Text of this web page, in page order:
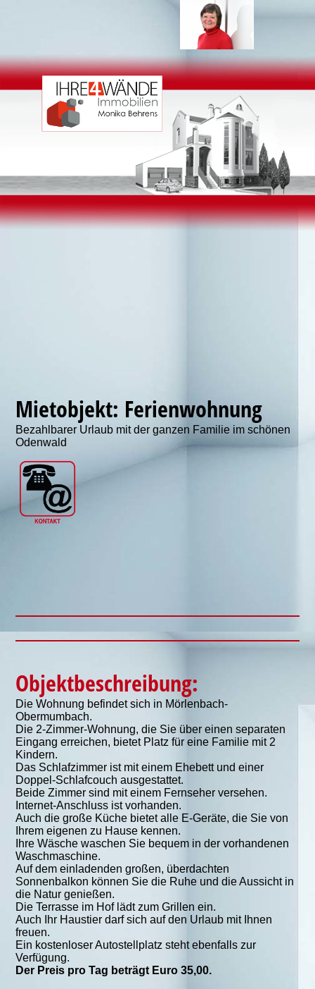
Mietobjekt: Ferienwohnung
Bezahlbarer Urlaub mit der ganzen Familie im schönen
Odenwald
Objektbeschreibung:
Die Wohnung befindet sich in Mörlenbach-
Obermumbach.
Die 2-Zimmer-Wohnung, die Sie über einen separaten
Eingang erreichen, bietet Platz für eine Familie mit 2
Kindern.
Das Schlafzimmer ist mit einem Ehebett und einer
Doppel-Schlafcouch ausgestattet.
Beide Zimmer sind mit einem Fernseher versehen.
Internet-Anschluss ist vorhanden.
Auch die große Küche bietet alle E-Geräte, die Sie von
Ihrem eigenen zu Hause kennen.
Ihre Wäsche waschen Sie bequem in der vorhandenen
Waschmaschine.
Auf dem einladenden großen, überdachten
Sonnenbalkon können Sie die Ruhe und die Aussicht in
die Natur genießen.
Die Terrasse im Hof lädt zum Grillen ein.
Auch Ihr Haustier darf sich auf den Urlaub mit Ihnen
freuen.
Ein kostenloser Autostellplatz steht ebenfalls zur
Verfügung.
Der Preis pro Tag beträgt Euro 35,00.